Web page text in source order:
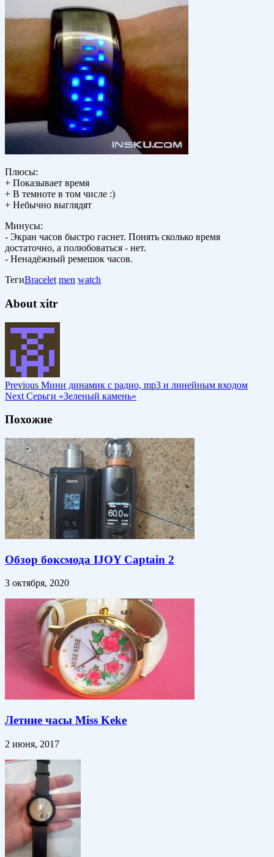
Плюсы:
+ Показывает время
+ В темноте в том числе :)
+ Небычно выглядят
Минусы:
- Экран часов быстро гаснет. Понять сколько время
достаточно, а полюбоваться - нет.
- Ненадёжный ремешок часов.
ТегиBracelet men watch
About xitr
Previous Мини динамик с радио, mp3 и линейным входом
Next Серьги «Зеленый камень»
Похожие
Обзор боксмода IJOY Captain 2
3 октября, 2020
Летние часы Miss Keke
2 июня, 2017